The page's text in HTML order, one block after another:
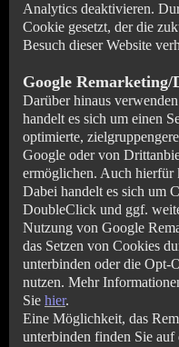
Analytics deaktivieren.
Cookie gesetzt, der die
Besuch dieser Website
Google
Darüber hinaus
handelt es sich um einen
optimierte,
Google oder von
ermöglichen. Auch hierfür
Dabei handelt es sich um
DoubleClick und ggf.
Nutzung von Google
das Setzen von Cookies
unterbinden oder die
nutzen. Mehr
Sie hier.
Eine Möglichkeit, das
unterbinden finden Sie auf